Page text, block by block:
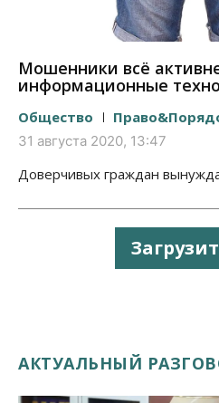
Мошенники всё
информационные
Общество
31 августа 2020, 13:47
Доверчивых граждан
АКТУАЛЬНЫЙ